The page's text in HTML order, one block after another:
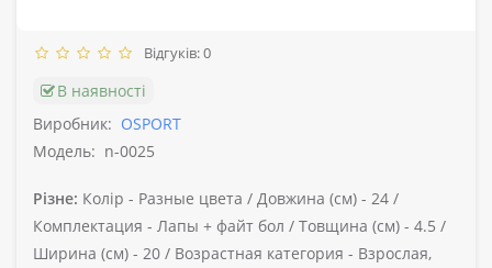
Відгуків: 0
В наявності
Виробник: OSPORT
Модель: n-0025
Різне: Колір - Разные цвета / Довжина (см) - 24 /
Комплектация - Лапы + файт бол / Товщина (см) - 4.5 /
Ширина (см) - 20 / Возрастная категория - Взрослая,